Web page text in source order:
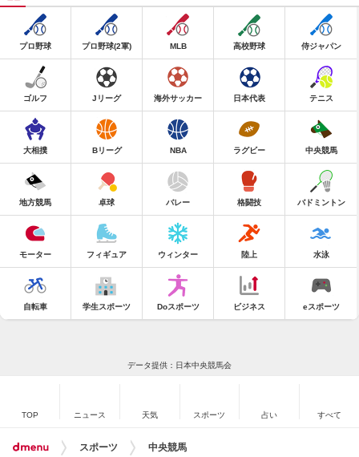
プロ野球 プロ野球(2軍) MLB 高校野球 侍ジャパン
ゴルフ Jリーグ 海外サッカー 日本代表 テニス
大相撲 Bリーグ NBA ラグビー 中央競馬
地方競馬 卓球 バレー 格闘技 バドミントン
モーター フィギュア ウィンター 陸上 水泳
自転車 学生スポーツ Doスポーツ ビジネス eスポーツ
データ提供：日本中央競馬会
TOP ニュース 天気 スポーツ 占い すべて
スポーツ 中央競馬